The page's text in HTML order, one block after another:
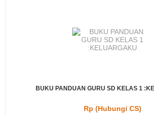
BUKU PANDUAN GURU SD KELAS 1
Rp (Hubungi CS)